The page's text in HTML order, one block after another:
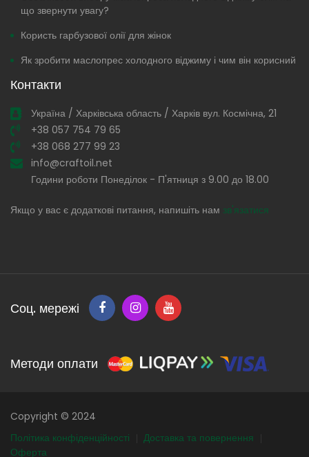
що звернути увагу?
Користь гарбузової олії для жінок
Як зробити маслопрес холодного віджиму і чим він корисний
Контакти
Україна / Харківська область / Харків вул. Космічна, 21
+38 057 754 79 65
+38 068 277 99 23
info@craftoil.net
Години роботи Понеділок - П'ятниця з 9.00 до 18.00
Якщо у вас є додаткові питання, напишіть нам зв'язатися
Соц. мережі
Методи оплати
Copyright © 2024
Політика конфіденційності
Доставка та повернення
Оферта